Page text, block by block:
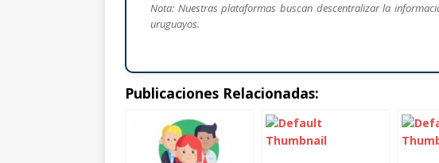
Nota: Nuestras plataformas buscan descentralizar la
uruguayos.
Publicaciones Relacionadas: